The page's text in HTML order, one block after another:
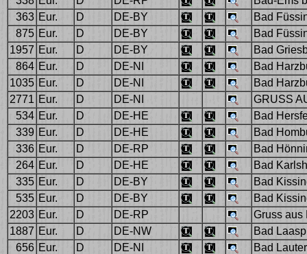
363 Eur. D DE-BY
Bad
875 Eur. D DE-BY
Bad
1957 Eur. D DE-BY
Bad
864 Eur. D DE-NI
Bad
1035 Eur. D DE-NI
Bad
2771 Eur. D DE-NI
GRUSS
534 Eur. D DE-HE
Bad
339 Eur. D DE-HE
Bad
336 Eur. D DE-RP
Bad
264 Eur. D DE-HE
Bad
335 Eur. D DE-BY
Bad
535 Eur. D DE-BY
Bad
2203 Eur. D DE-RP
Gruss aus
1887 Eur. D DE-NW
Bad
656 Eur. D DE-NI
Bad